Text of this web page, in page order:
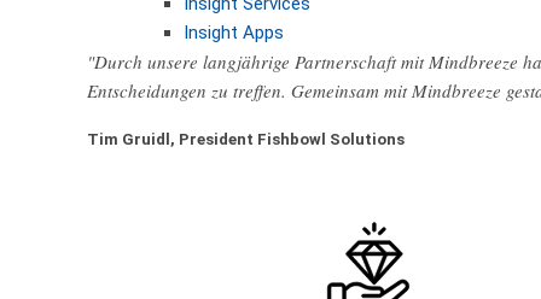
Insight Apps
"Durch unsere langjährige Partnerschaft mit Mindbreeze
Entscheidungen zu treffen. Gemeinsam mit Mindbreeze
Tim Gruidl, President Fishbowl Solutions